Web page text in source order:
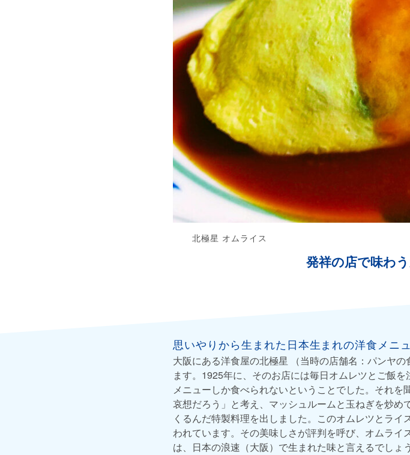
北極星 オムライス
発祥の店で味わ
思いやりから生まれた日本生まれの洋食メニ
大阪にある洋食屋の北極星 （当時の店舗名：パンヤ
ます。1925年に、そのお店には毎日オムレツとご飯
メニューしか食べられないということでした。それ
哀想だろう」と考え、マッシュルームと玉ねぎを炒
くるんだ特製料理を出しました。このオムレツとラ
われています。その美味しさが評判を呼び、オムラ
は、日本の浪速（大阪）で生まれた味と言えるでしょう